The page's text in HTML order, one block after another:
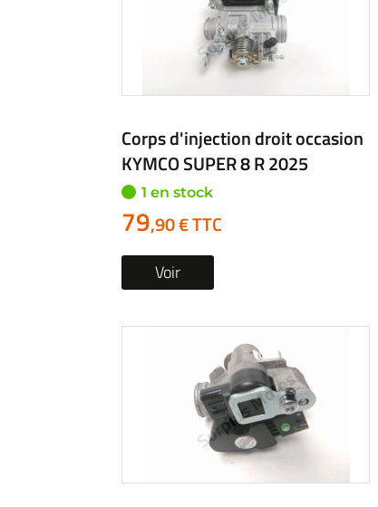
Corps d'injection droit occasion
KYMCO SUPER 8 R 2025
1 en stock
79,90 € TTC
Voir